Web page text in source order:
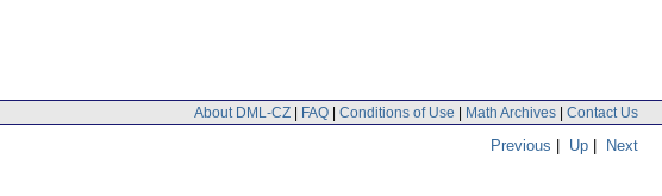
About DML-CZ | FAQ | Conditions of Use | Math Archives | Contact Us
Previous | Up | Next